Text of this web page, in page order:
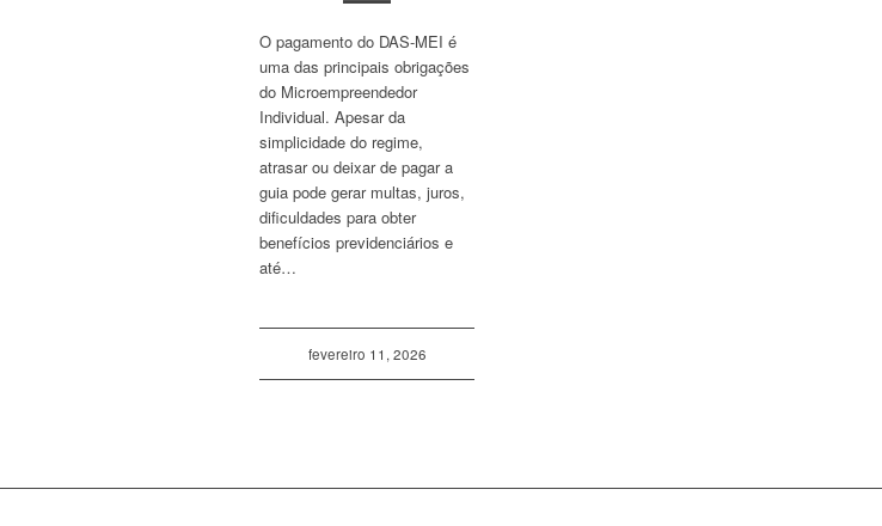
O pagamento do DAS-MEI é
uma das principais obrigações
do Microempreendedor
Individual. Apesar da
simplicidade do regime,
atrasar ou deixar de pagar a
guia pode gerar multas, juros,
dificuldades para obter
benefícios previdenciários e
até…
fevereiro 11, 2026